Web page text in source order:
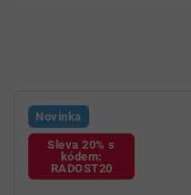
Novinka
Sleva 20% s
kódem:
RADOST20